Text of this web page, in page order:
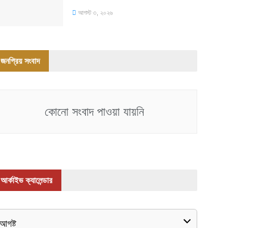
আগস্ট ৩, ২০২৬
জনপ্রিয় সংবাদ
কোনো সংবাদ পাওয়া যায়নি
আর্কাইভ ক্যালেন্ডার